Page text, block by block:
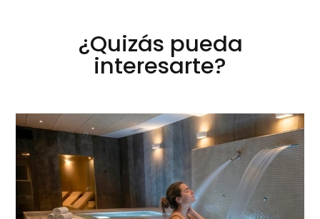
¿Quizás pueda
interesarte?